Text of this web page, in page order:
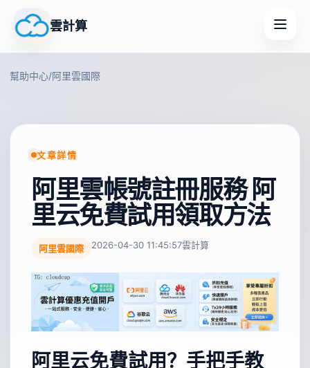
雲計算
幫助中心/阿里雲國際
文章詳情
阿里雲帳號註冊服務 阿
里云免費試用領取方法
阿里雲國際 2026-04-30 11:45:57雲計算
阿里云免費試用？手把手教